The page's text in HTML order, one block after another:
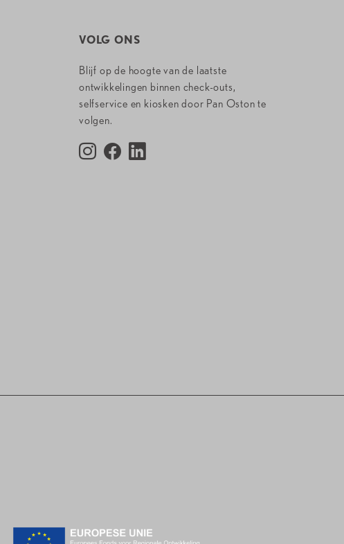
VOLG ONS
Blijf op de hoogte van de laatste
ontwikkelingen binnen check-outs,
selfservice en kiosken door Pan Oston te
volgen.